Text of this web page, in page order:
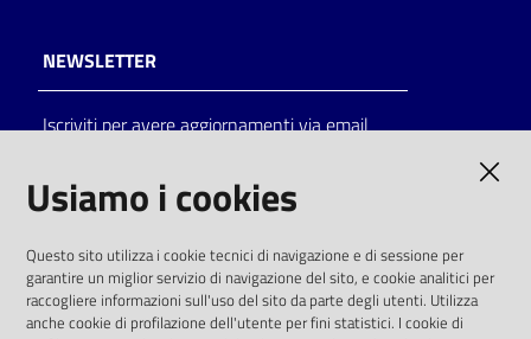
Catalogo
Eventi
Chiedi al
bibliotecario
NEWSLETTER
Iscriviti per avere aggiornamenti via email
solo alle condizioni previste dalla direttiva
comunitaria 2003/98/CE e dal d.lgs. 36/2006
Usiamo i cookies
Questo sito utilizza i cookie tecnici di navigazione e di sessione per
garantire un miglior servizio di navigazione del sito, e cookie analitici per
raccogliere informazioni sull'uso del sito da parte degli utenti. Utilizza
anche cookie di profilazione dell'utente per fini statistici. I cookie di